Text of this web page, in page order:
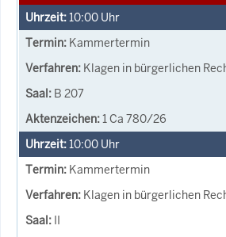
10:00 Uhr
Kammertermin
Klagen in bürgerlichen
B 207
1 Ca 780/26
10:00 Uhr
Kammertermin
Klagen in bürgerlichen
II